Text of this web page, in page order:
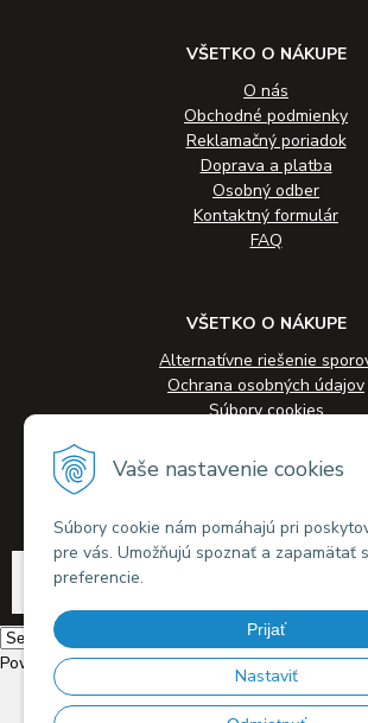
Vaše nastavenie cookies
Súbory cookie nám pomáhajú pri
pre vás. Umožňujú spoznať a zapamätať
preferencie.
Prijať
Nastaviť
VŠETKO O NÁKUPE
O nás
Obchodné podmienky
Reklamačný poriadok
Doprava a platba
Osobný odber
Kontaktný formulár
FAQ
VŠETKO O NÁKUPE
Alternatívne riešenie
Ochrana osobných údajov
Súbory cookies
Veľkoobchodná spolupráca
© 2026 Alkohol-eshop.sk •
Powered by Translate